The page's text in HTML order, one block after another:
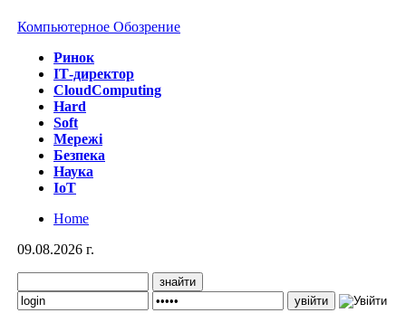
Компьютерное Обозрение
Ринок
IТ-директор
CloudComputing
Hard
Soft
Мережі
Безпека
Наука
IoT
Home
09.08.2026 г.